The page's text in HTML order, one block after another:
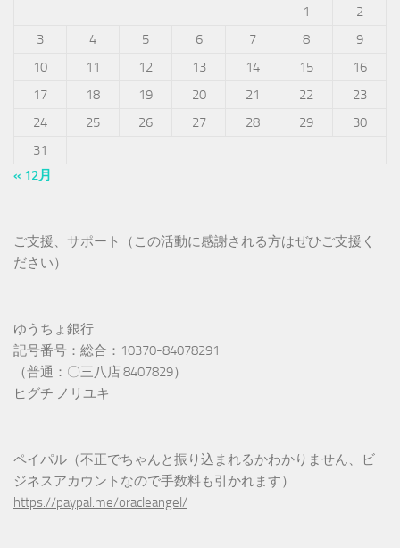
1
2
3
4 5 6 7 8
9
10
11 12 13 14 15
16
17
18 19 20 21 22
23
24
25 26 27 28 29
30
31
« 12月
ご支援、サポート（この活動に感謝される方はぜひご支援く
ださい）
ゆうちょ銀行
記号番号：総合：10370-84078291
（普通：〇三八店 8407829）
ヒグチ ノリユキ
ペイパル（不正でちゃんと振り込まれるかわかりません、ビ
ジネスアカウントなので手数料も引かれます）
https://paypal.me/oracleangel/